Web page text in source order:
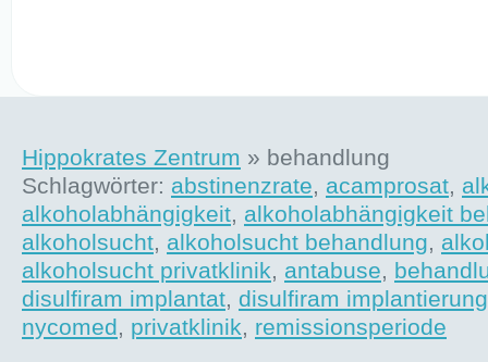
Hippokrates Zentrum » behandlung
Schlagwörter: abstinenzrate, acamprosat,
alkoholabhängigkeit, alkoholabhängigkeit
alkoholsucht, alkoholsucht behandlung,
alkoholsucht privatklinik, antabuse,
disulfiram implantat, disulfiram implantierung
nycomed, privatklinik, remissionsperiode